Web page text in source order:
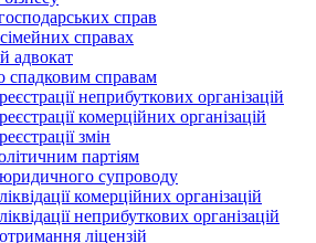
справ
справах
адвокат
спадковим справам
неприбуткових організацій
комерційних організацій
змін
партіям
супроводу
комерційних організацій
неприбуткових організацій
ліцензій